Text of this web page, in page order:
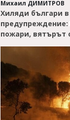
Михаил ДИМИТРОВ
Хиляди българи
предупреждение:
пожари, вятърът